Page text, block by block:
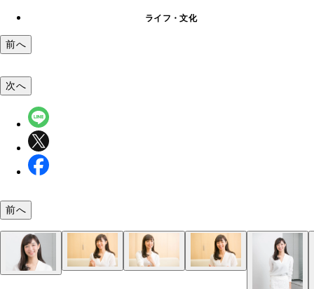
ライフ・文化
前へ
次へ
前へ